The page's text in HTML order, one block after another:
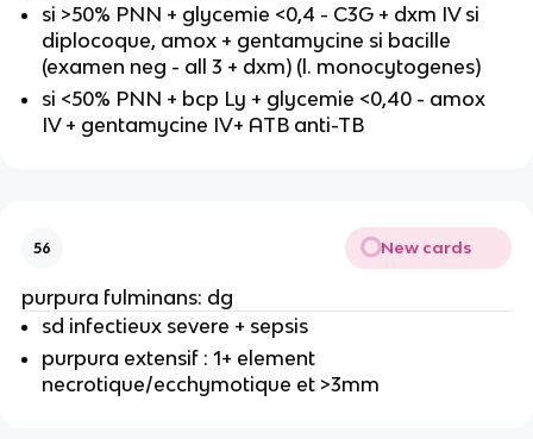
si >50% PNN + glycemie <0,4 - C3G + dxm IV si
diplocoque, amox + gentamycine si bacille
(examen neg - all 3 + dxm) (l. monocytogenes)
si <50% PNN + bcp Ly + glycemie <0,40 - amox
IV + gentamycine IV+ ATB anti-TB
56 New cards
purpura fulminans: dg
sd infectieux severe + sepsis
purpura extensif : 1+ element
necrotique/ecchymotique et >3mm